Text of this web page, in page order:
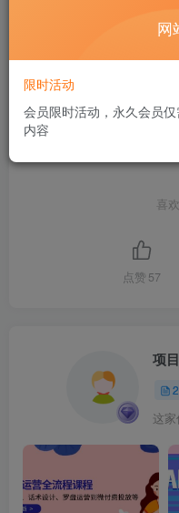
喜
点赞 57
项
这
网
限时活动
会员限时活动，永久会员
内容